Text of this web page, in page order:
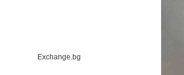
Exchange.bg